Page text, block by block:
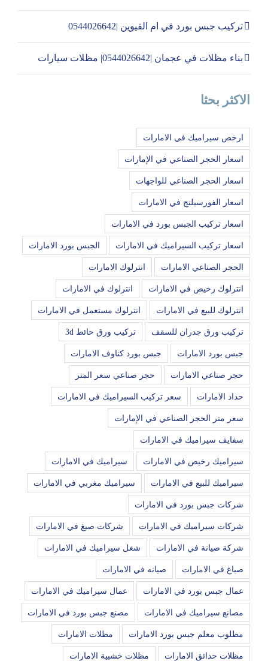
تركيب جبس بورد في ام القيوين |0544026642
بناء مظلات في عجمان |0544026642| مظلات سيارات
الاكثر بحثا
ارخص سيراميك في الامارات
اسعار الحجر الصناعي في الإمارات
اسعار الحجر الصناعي للواجهات
اسعار الفورسيلنج في الامارات
اسعار تركيب الجبس بورد في الامارات
اسعار تركيب السيراميك في الامارات الجبس بورد الامارات
الحجر الصناعي الامارات انترلوك الامارات
انترلوك رخيص في الامارات انترلوك في الامارات
انترلوك للبيع في الامارات انترلوك مستعمل في الامارات
تركيب ورق جدران للسقف تركيب ورق حائط 3d
جبس بورد الامارات جبس بورد كناوف الامارات
حجر صناعي الامارات حجر صناعي سعر المتر
حداد الامارات سعر تركيب السيراميك في الامارات
سعر متر الحجر الصناعي في الإمارات
سفايف سيراميك في الامارات
سيراميك رخيص في الامارات سيراميك في الامارات
سيراميك للبيع في الامارات سيراميك مغربي في الامارات
شركات جبس بورد في الامارات
شركات سيراميك في الامارات شركات صبغ في الامارات
شركة صيانة في الامارات شغل سيراميك في الامارات
صباغ في الامارات صيانه في الامارات
عمال جبس بورد في الامارات عمال سيراميك في الامارات
مصانع سيراميك في الامارات مصنع جبس بورد في الامارات
مطلوب معلم جبس بورد الامارات مظلات الامارات
مظلات حدائق الامارات مظلات خشبية الامارات